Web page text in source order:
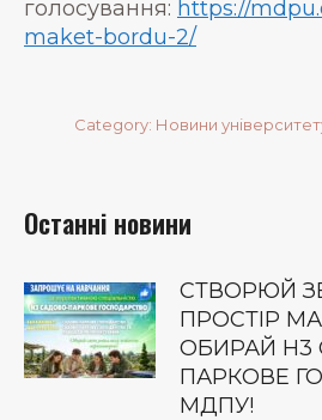
голосування: https://
maket-bordu-2/
Category: Новини
Останні новини
СТВОРЮЙ
ПРОСТІР
ОБИРАЙ Н3
ПАРКОВЕ
МДПУ!